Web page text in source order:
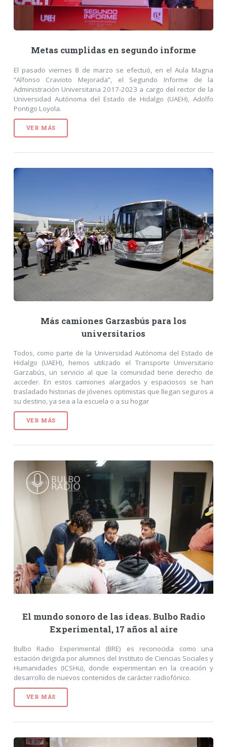
Metas cumplidas en segundo informe
El pasado viernes 8 de marzo se efectuó, en el Aula Magna
“Alfonso Cravioto Mejorada”, el Segundo Informe de la
Administración Universitaria 2017-2023 a cargo del rector de la
Universidad Autónoma del Estado de Hidalgo (UAEH), Adolfo
Pontigo Loyola.
VER MÁS
Más camiones Garzasbús para los
universitarios
Todos, como parte de la Universidad Autónoma del Estado de
Hidalgo (UAEH), hemos utilizado el Transporte Universitario
Garzabús, un servicio al que la comunidad tiene derecho de
acceder. En estos camiones alargados y espaciosos se han
trasladado historias de jóvenes optimistas que llegan seguros a
su destino, ya sea a la escuela o a su hogar
VER MÁS
El mundo sonoro de las ideas. Bulbo Radio
Experimental, 17 años al aire
Bulbo Radio Experimental (BRE) es reconocida como una
estación dirigida por alumnos del Instituto de Ciencias Sociales y
Humanidades (ICSHu), donde experimentan en la creación y
desarrollo de nuevos contenidos de carácter radiofónico.
VER MÁS